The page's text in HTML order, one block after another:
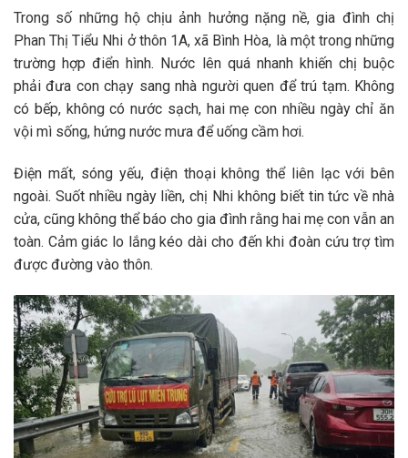
Trong số những hộ chịu ảnh hưởng nặng nề, gia đình chị
Phan Thị Tiểu Nhi ở thôn 1A, xã Bình Hòa, là một trong những
trường hợp điển hình. Nước lên quá nhanh khiến chị buộc
phải đưa con chạy sang nhà người quen để trú tạm. Không
có bếp, không có nước sạch, hai mẹ con nhiều ngày chỉ ăn
vội mì sống, hứng nước mưa để uống cầm hơi.
Điện mất, sóng yếu, điện thoại không thể liên lạc với bên
ngoài. Suốt nhiều ngày liền, chị Nhi không biết tin tức về nhà
cửa, cũng không thể báo cho gia đình rằng hai mẹ con vẫn an
toàn. Cảm giác lo lắng kéo dài cho đến khi đoàn cứu trợ tìm
được đường vào thôn.